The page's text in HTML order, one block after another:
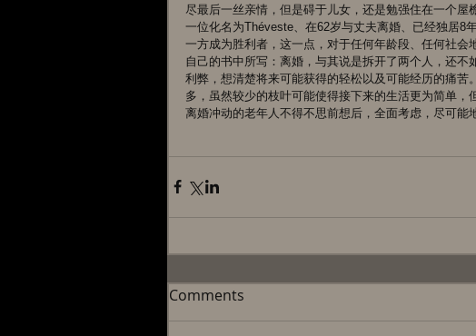
尽最后一丝亲情，但是碍于儿女，还是勉强住在一个屋
一位化名为Théveste、在62岁与丈夫离婚、已经独居8
一方成为胜利者，这一点，对于任何年龄段、任何社会
自己的书中所写：离婚，与其说是拆开了两个人，还
利弊，想清楚将来可能获得的轻松以及可能经历的痛
多，虽然较少的枝叶可能使得接下来的生活更为简单
离婚冲动的老年人不得不思前想后，全面考虑，尽可能
Comments